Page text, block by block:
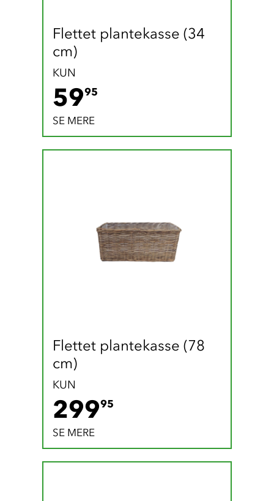
Flettet plantekasse (34
cm)
KUN
5995
SE MERE
Flettet plantekasse (78
cm)
KUN
29995
SE MERE